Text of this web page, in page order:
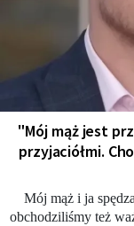
"Mój mąż jest
przyjaciółmi.
Mój mąż i ja
obchodziliśmy też